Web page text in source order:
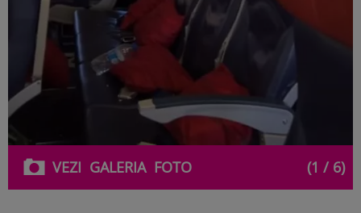
VEZI GALERIAFOTO (1 / 6)